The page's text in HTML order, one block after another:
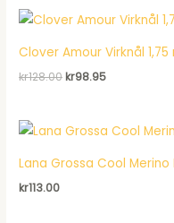
kr120.00.kr92.95.
Clover Amour Virknål
kr128.00Det
kr128.00.
kr98.95Det
kr98.95.
Lana Grossa Cool Merino
kr113.00